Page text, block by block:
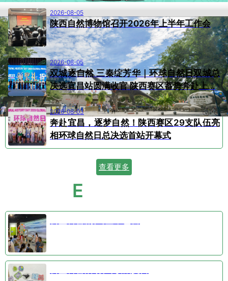
2026-08-05
陕西自然博物馆召开2026年上半年工作会
2026-08-05
双城逐自然 三秦绽芳华｜环球自然日双城总
决选宜昌站圆满收官 陕西赛区蓄势奔赴上...
2026-08-03
奔赴宜昌，逐梦自然！陕西赛区29支队伍亮
相环球自然日总决选首站开幕式
查看更多
E